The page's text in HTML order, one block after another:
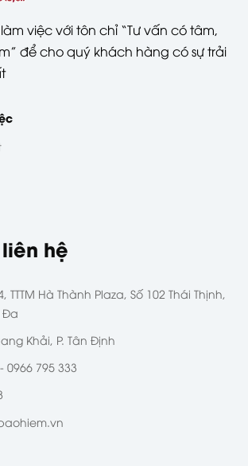
việc với tôn chỉ “Tư vấn có tâm,
để cho quý khách hàng có sự trải
hệ
TTTM Hà Thành Plaza, Số 102 Thái Thịnh,
Đa
Khải, P. Tân Định
0966 795 333